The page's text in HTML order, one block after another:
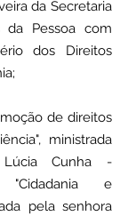
da Secretaria
da Pessoa com
dos Direitos
de direitos
ministrada
Cunha -
"Cidadania e
pela senhora